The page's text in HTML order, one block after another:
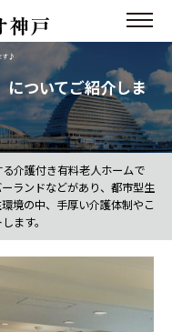
す♪
についてご紹介しま
介護付き有料老人ホームで
ランドなどがあり、都市型生
境の中、手厚い介護体制やこ
ます。